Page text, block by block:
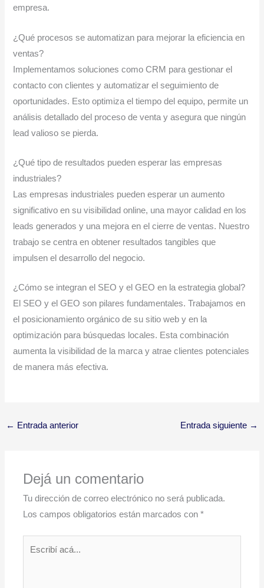
empresa.
¿Qué procesos se automatizan para mejorar la eficiencia en
ventas?
Implementamos soluciones como CRM para gestionar el
contacto con clientes y automatizar el seguimiento de
oportunidades. Esto optimiza el tiempo del equipo, permite un
análisis detallado del proceso de venta y asegura que ningún
lead valioso se pierda.
¿Qué tipo de resultados pueden esperar las empresas
industriales?
Las empresas industriales pueden esperar un aumento
significativo en su visibilidad online, una mayor calidad en los
leads generados y una mejora en el cierre de ventas. Nuestro
trabajo se centra en obtener resultados tangibles que
impulsen el desarrollo del negocio.
¿Cómo se integran el SEO y el GEO en la estrategia global?
El SEO y el GEO son pilares fundamentales. Trabajamos en
el posicionamiento orgánico de su sitio web y en la
optimización para búsquedas locales. Esta combinación
aumenta la visibilidad de la marca y atrae clientes potenciales
de manera más efectiva.
← Entrada anterior Entrada siguiente →
Dejá un comentario
Tu dirección de correo electrónico no será publicada.
Los campos obligatorios están marcados con*